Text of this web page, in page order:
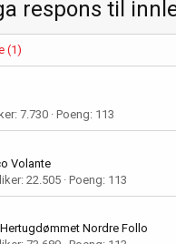
respons til
(1)
7.730 Poeng 113
Volante
22.505 Poeng 113
Hertugdømmet Nordre Follo